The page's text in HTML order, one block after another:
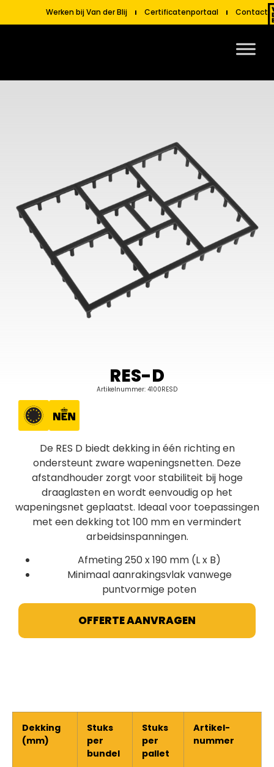
Werken bij Van der Blij Certificatenportaal Contact
RES-D
Artikelnummer: 4100RESD
De RES D biedt dekking in één richting en
ondersteunt zware wapeningsnetten. Deze
afstandhouder zorgt voor stabiliteit bij hoge
draaglasten en wordt eenvoudig op het
wapeningsnet geplaatst. Ideaal voor toepassingen
met een dekking tot 100 mm en vermindert
arbeidsinspanningen.
Afmeting 250 x 190 mm (L x B)
Minimaal aanrakingsvlak vanwege
puntvormige poten
OFFERTE AANVRAGEN
Dekking
(mm)
Stuks
per
bundel
Stuks
per
pallet
Artikel-
nummer